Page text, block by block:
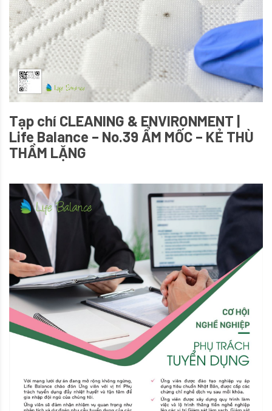
Tạp chí CLEANING & ENVIRONMENT |
Life Balance – No.39 ẨM MỐC – KẺ THÙ
THẦM LẶNG